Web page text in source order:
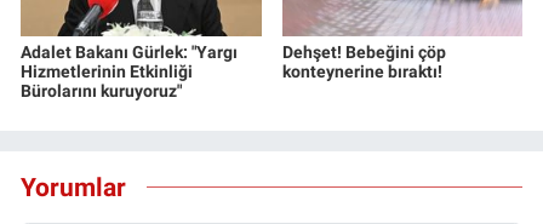
Adalet Bakanı Gürlek: "Yargı
Hizmetlerinin Etkinliği
Bürolarını kuruyoruz"
Dehşet! Bebeğini çöp
konteynerine bıraktı!
Yorumlar